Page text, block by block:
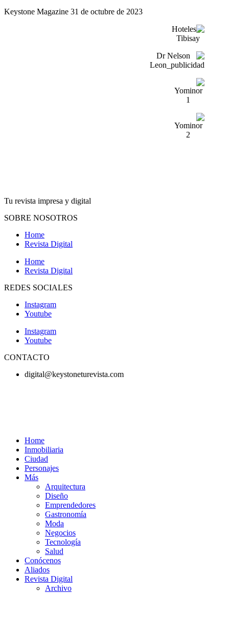
Keystone Magazine 31 de octubre de 2023
Tu revista impresa y digital
SOBRE NOSOTROS
Home
Revista Digital
Home
Revista Digital
REDES SOCIALES
Instagram
Youtube
Instagram
Youtube
CONTACTO
digital@keystoneturevista.com
Home
Inmobiliaria
Ciudad
Personajes
Más
Arquitectura
Diseño
Emprendedores
Gastronomía
Moda
Negocios
Tecnología
Salud
Conócenos
Aliados
Revista Digital
Archivo